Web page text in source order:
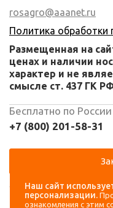
Навигация
rosagro@aaanet.ru
Политика обработки
Размещенная на
ценах и наличии
характер и не
смысле ст. 437 ГК
Бесплатно по России
+7 (800) 201-58-31
Наш сайт
персонализации.
ознакомления с этим